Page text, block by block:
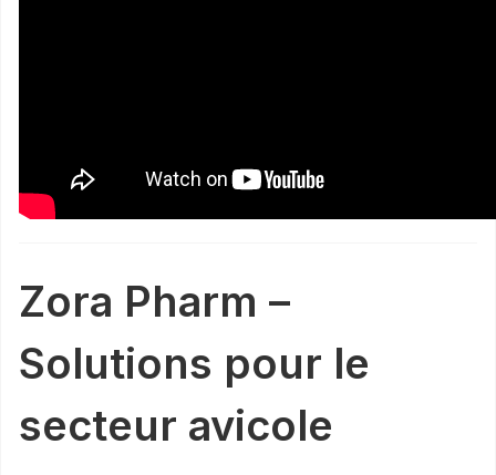
Zora Pharm –
Solutions pour le
secteur avicole